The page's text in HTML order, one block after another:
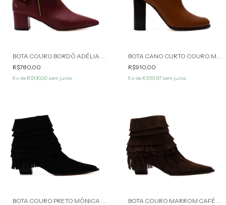
R$780,00
6x de R$130,00 sem juros
R$910,00
6x de R$151,67 sem juros